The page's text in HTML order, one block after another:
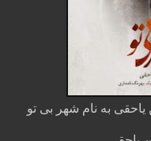
یاحقی به نام شهر بی تو